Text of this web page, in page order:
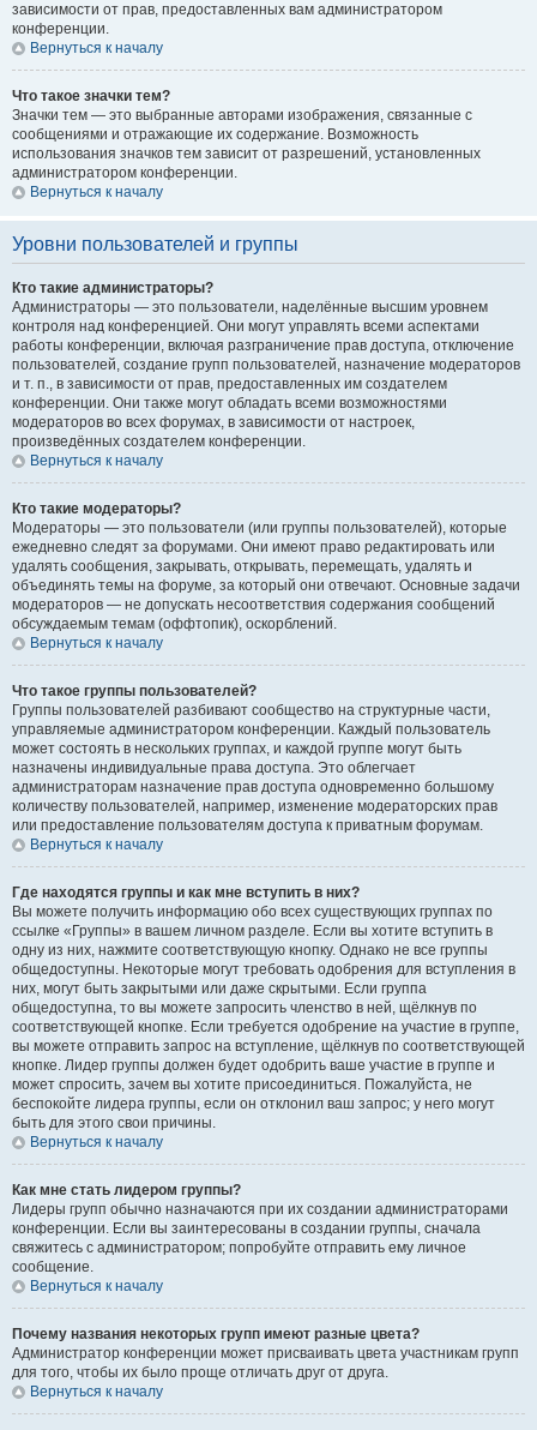
зависимости от прав, предоставленных вам администратором
конференции.
Вернуться к началу
Что такое значки тем?
Значки тем — это выбранные авторами изображения, связанные с
сообщениями и отражающие их содержание. Возможность
использования значков тем зависит от разрешений, установленных
администратором конференции.
Вернуться к началу
Уровни пользователей и группы
Кто такие администраторы?
Администраторы — это пользователи, наделённые высшим уровнем
контроля над конференцией. Они могут управлять всеми аспектами
работы конференции, включая разграничение прав доступа, отключение
пользователей, создание групп пользователей, назначение модераторов
и т. п., в зависимости от прав, предоставленных им создателем
конференции. Они также могут обладать всеми возможностями
модераторов во всех форумах, в зависимости от настроек,
произведённых создателем конференции.
Вернуться к началу
Кто такие модераторы?
Модераторы — это пользователи (или группы пользователей), которые
ежедневно следят за форумами. Они имеют право редактировать или
удалять сообщения, закрывать, открывать, перемещать, удалять и
объединять темы на форуме, за который они отвечают. Основные задачи
модераторов — не допускать несоответствия содержания сообщений
обсуждаемым темам (оффтопик), оскорблений.
Вернуться к началу
Что такое группы пользователей?
Группы пользователей разбивают сообщество на структурные части,
управляемые администратором конференции. Каждый пользователь
может состоять в нескольких группах, и каждой группе могут быть
назначены индивидуальные права доступа. Это облегчает
администраторам назначение прав доступа одновременно большому
количеству пользователей, например, изменение модераторских прав
или предоставление пользователям доступа к приватным форумам.
Вернуться к началу
Где находятся группы и как мне вступить в них?
Вы можете получить информацию обо всех существующих группах по
ссылке «Группы» в вашем личном разделе. Если вы хотите вступить в
одну из них, нажмите соответствующую кнопку. Однако не все группы
общедоступны. Некоторые могут требовать одобрения для вступления в
них, могут быть закрытыми или даже скрытыми. Если группа
общедоступна, то вы можете запросить членство в ней, щёлкнув по
соответствующей кнопке. Если требуется одобрение на участие в группе,
вы можете отправить запрос на вступление, щёлкнув по соответствующей
кнопке. Лидер группы должен будет одобрить ваше участие в группе и
может спросить, зачем вы хотите присоединиться. Пожалуйста, не
беспокойте лидера группы, если он отклонил ваш запрос; у него могут
быть для этого свои причины.
Вернуться к началу
Как мне стать лидером группы?
Лидеры групп обычно назначаются при их создании администраторами
конференции. Если вы заинтересованы в создании группы, сначала
свяжитесь с администратором; попробуйте отправить ему личное
сообщение.
Вернуться к началу
Почему названия некоторых групп имеют разные цвета?
Администратор конференции может присваивать цвета участникам групп
для того, чтобы их было проще отличать друг от друга.
Вернуться к началу